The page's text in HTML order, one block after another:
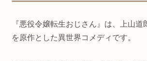
『悪役令嬢転生おじさん』は、上山
を原作とした異世界コメディです。